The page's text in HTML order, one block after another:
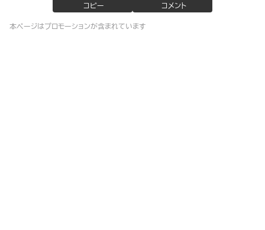
コピー コメント
本ページはプロモーションが含まれています